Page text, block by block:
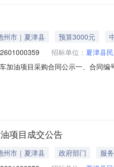
州市｜夏津县 预算3000元
招标单位： 夏津县
加油项目采购合同公示一、合同
山东德州石油分公司地址：德州
项目成交公告
州市｜夏津县 政府部门
服务